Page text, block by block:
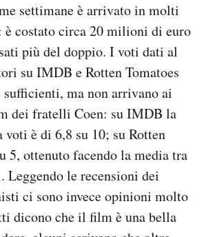
settimane è arrivato in molti
è costato circa 20 milioni di euro
più del doppio. I voti dati al
su IMDB e Rotten Tomatoes
sufficienti, ma non arrivano ai
dei fratelli Coen: su IMDB la
è di 6,8 su 10; su Rotten
5, ottenuto facendo la media tra
le recensioni dei
ci sono invece opinioni molto
dicono che il film è una bella